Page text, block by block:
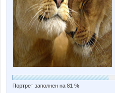
Портрет заполнен на 81 %